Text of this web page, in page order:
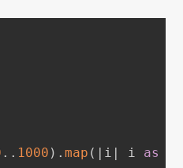
.. 1000 ) .map ( | i | i as